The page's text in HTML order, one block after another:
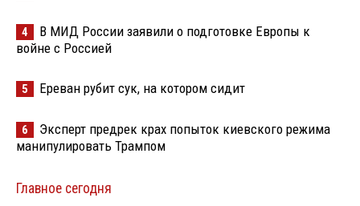
4
В МИД России заявили о подготовке Европы к
войне с Россией
5 Ереван рубит сук, на котором сидит
6
Эксперт предрек крах попыток киевского режима
манипулировать Трампом
Главное сегодня